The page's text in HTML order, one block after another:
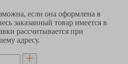
если она оформлена в
заказанный товар имеется в
рассчитывается при
адресу.